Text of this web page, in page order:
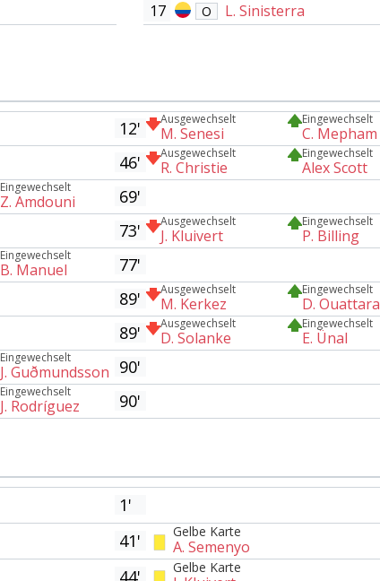
17
O L. Sinisterra
12' Ausgewechselt
M. Senesi
Eingewechselt
C. Mepham
46' Ausgewechselt
R. Christie
Eingewechselt
Alex Scott
Eingewechselt
Z. Amdouni
69'
73'
Ausgewechselt
J. Kluivert
Eingewechselt
P. Billing
Eingewechselt
B. Manuel
77'
89'
Ausgewechselt
M. Kerkez
Eingewechselt
D. Ouattara
89' Ausgewechselt
D. Solanke
Eingewechselt
E. Ünal
Eingewechselt
J. Guðmunds­son 90'
Eingewechselt
J. Rodríguez 90'
1'
41'
Gelbe Karte
A. Semenyo
44' Gelbe Karte